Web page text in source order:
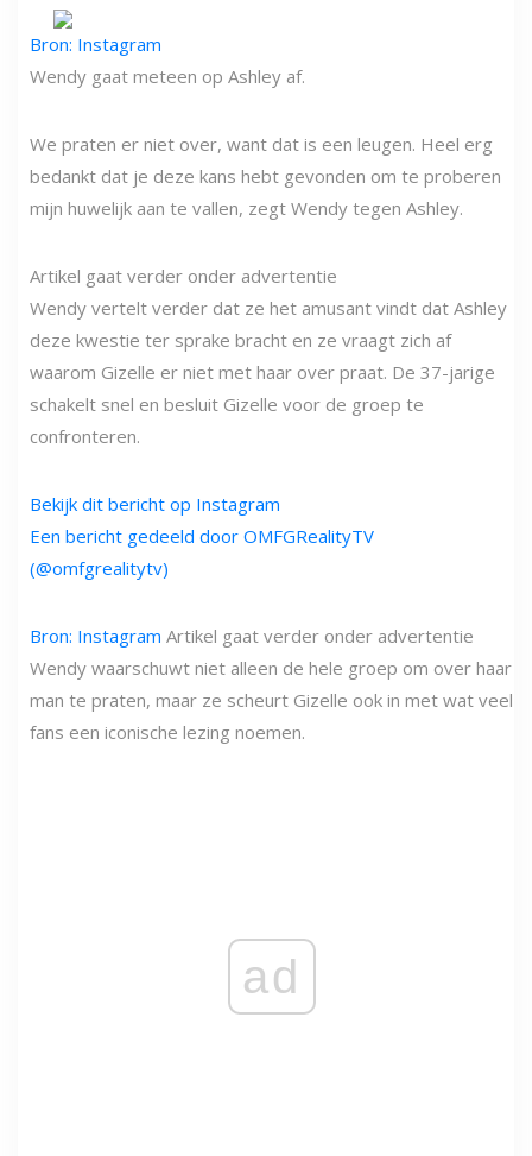
Bron: Instagram
Wendy gaat meteen op Ashley af.
We praten er niet over, want dat is een leugen. Heel erg
bedankt dat je deze kans hebt gevonden om te proberen
mijn huwelijk aan te vallen, zegt Wendy tegen Ashley.
Artikel gaat verder onder advertentie
Wendy vertelt verder dat ze het amusant vindt dat Ashley
deze kwestie ter sprake bracht en ze vraagt ​​zich af
waarom Gizelle er niet met haar over praat. De 37-jarige
schakelt snel en besluit Gizelle voor de groep te
confronteren.
Bekijk dit bericht op Instagram
Een bericht gedeeld door OMFGRealityTV
(@omfgrealitytv)
Bron: Instagram Artikel gaat verder onder advertentie
Wendy waarschuwt niet alleen de hele groep om over haar
man te praten, maar ze scheurt Gizelle ook in met wat veel
fans een iconische lezing noemen.
ad